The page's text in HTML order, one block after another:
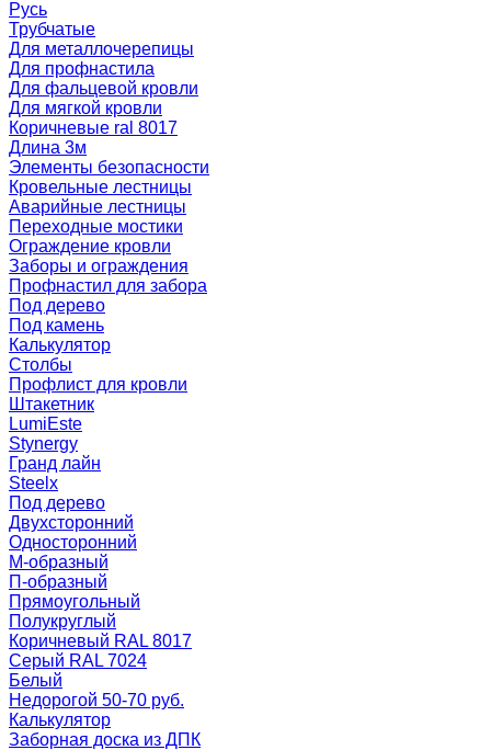
Русь
Трубчатые
Для металлочерепицы
Для профнастила
Для фальцевой кровли
Для мягкой кровли
Коричневые ral 8017
Длина 3м
Элементы безопасности
Кровельные лестницы
Аварийные лестницы
Переходные мостики
Ограждение кровли
Заборы и ограждения
Профнастил для забора
Под дерево
Под камень
Калькулятор
Столбы
Профлист для кровли
Штакетник
LumiEste
Stynergy
Гранд лайн
Steelx
Под дерево
Двухсторонний
Односторонний
М-образный
П-образный
Прямоугольный
Полукруглый
Коричневый RAL 8017
Серый RAL 7024
Белый
Недорогой 50-70 руб.
Калькулятор
Заборная доска из ДПК